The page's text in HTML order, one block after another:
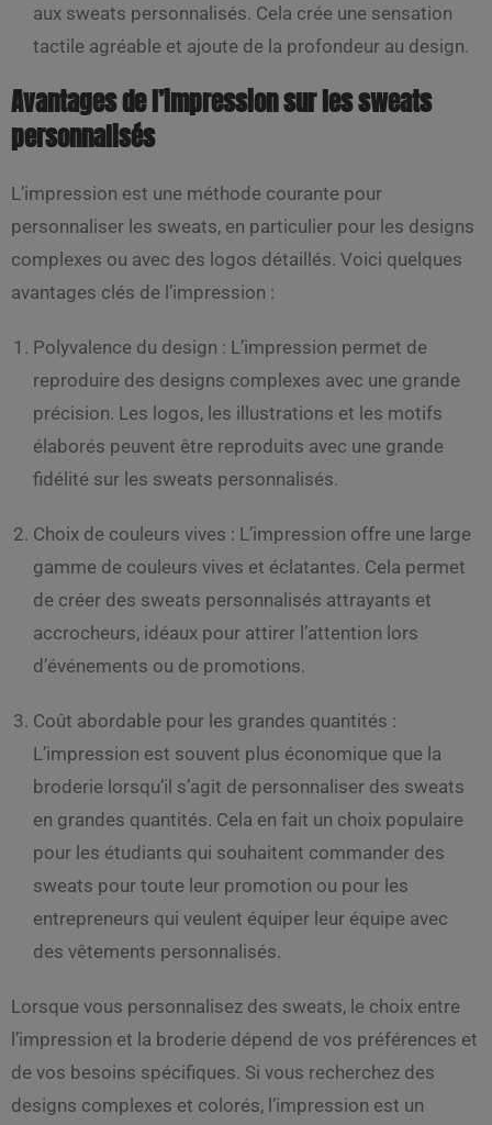
aux sweats personnalisés. Cela crée une sensation
tactile agréable et ajoute de la profondeur au design.
Avantages de l’impression sur les sweats
personnalisés
L’impression est une méthode courante pour
personnaliser les sweats, en particulier pour les designs
complexes ou avec des logos détaillés. Voici quelques
avantages clés de l’impression :
Polyvalence du design : L’impression permet de
reproduire des designs complexes avec une grande
précision. Les logos, les illustrations et les motifs
élaborés peuvent être reproduits avec une grande
fidélité sur les sweats personnalisés.
Choix de couleurs vives : L’impression offre une large
gamme de couleurs vives et éclatantes. Cela permet
de créer des sweats personnalisés attrayants et
accrocheurs, idéaux pour attirer l’attention lors
d’événements ou de promotions.
Coût abordable pour les grandes quantités :
L’impression est souvent plus économique que la
broderie lorsqu’il s’agit de personnaliser des sweats
en grandes quantités. Cela en fait un choix populaire
pour les étudiants qui souhaitent commander des
sweats pour toute leur promotion ou pour les
entrepreneurs qui veulent équiper leur équipe avec
des vêtements personnalisés.
Lorsque vous personnalisez des sweats, le choix entre
l’impression et la broderie dépend de vos préférences et
de vos besoins spécifiques. Si vous recherchez des
designs complexes et colorés, l’impression est un